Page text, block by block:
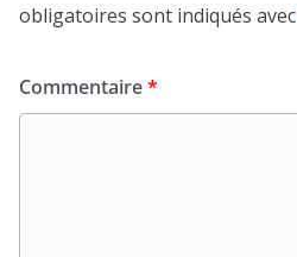
obligatoires sont indiqués avec
Commentaire*